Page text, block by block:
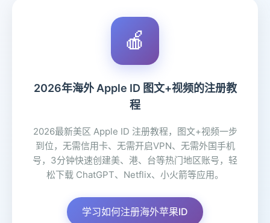
🍎
2026年海外 Apple ID 图文+视频的注册教
程
2026最新美区 Apple ID 注册教程，图文+视频一步
到位，无需信用卡、无需开启VPN、无需外国手机
号，3分钟快速创建美、港、台等热门地区账号，轻
松下载 ChatGPT、Netflix、小火箭等应用。
学习如何注册海外苹果ID